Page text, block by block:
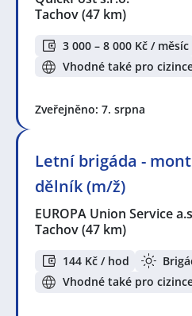
Tachov(47 km)
3 000 – 8 000 Kč / měsíc
Vhodné také pro
Zveřejněno: 7. srpna
Letní brigáda -
dělník (m/ž)
EUROPA Union Service
Tachov(47 km)
144 Kč / hod
Vhodné také pro